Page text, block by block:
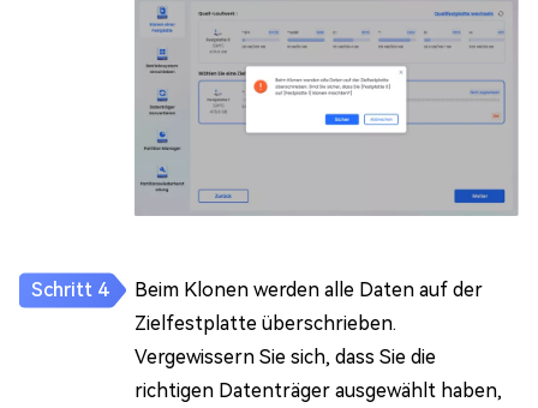
Beim Klonen werden alle Daten auf der
Zielfestplatte überschrieben.
Vergewissern Sie sich, dass Sie die
richtigen Datenträger ausgewählt haben,